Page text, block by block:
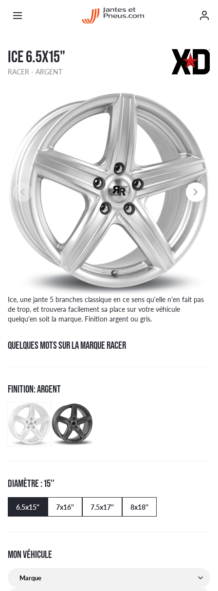
ICE 6.5X15"
RACER - ARGENT
Ice, une jante 5 branches classique en ce sens qu'elle n'en fait pas
de trop, et trouvera facilement sa place sur votre véhicule
quelqu'en soit la marque. Finition argent ou gris.
QUELQUES MOTS SUR LA MARQUE RACER
FINITION: ARGENT
DIAMÈTRE : 15''
6.5x15'' 7x16'' 7.5x17'' 8x18''
MON VÉHICULE